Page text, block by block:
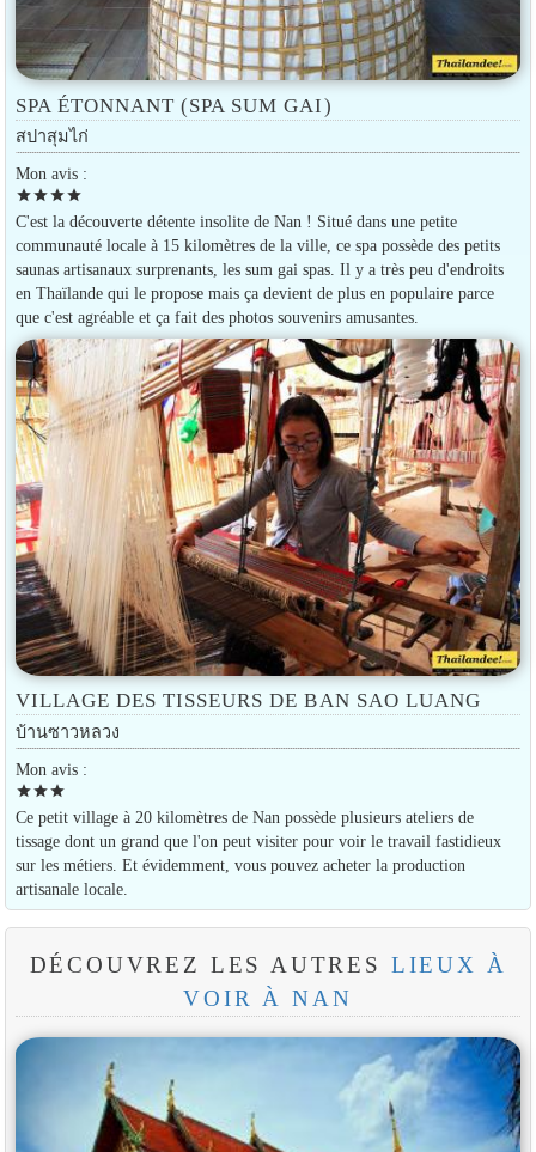
SPA ÉTONNANT (SPA SUM GAI)
สปาสุมไก่
Mon avis :
starstarstarstar
C'est la découverte détente insolite de Nan ! Situé dans une petite
communauté locale à 15 kilomètres de la ville, ce spa possède des petits
saunas artisanaux surprenants, les sum gai spas. Il y a très peu d'endroits
en Thaïlande qui le propose mais ça devient de plus en populaire parce
que c'est agréable et ça fait des photos souvenirs amusantes.
VILLAGE DES TISSEURS DE BAN SAO LUANG
บ้านซาวหลวง
Mon avis :
starstarstar
Ce petit village à 20 kilomètres de Nan possède plusieurs ateliers de
tissage dont un grand que l'on peut visiter pour voir le travail fastidieux
sur les métiers. Et évidemment, vous pouvez acheter la production
artisanale locale.
DÉCOUVREZ LES AUTRES LIEUX À
VOIR À NAN